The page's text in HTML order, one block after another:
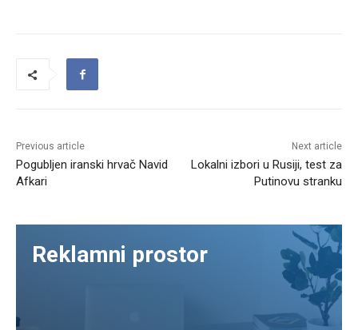
Previous article
Pogubljen iranski hrvač Navid
Afkari
Next article
Lokalni izbori u Rusiji, test za
Putinovu stranku
Reklamni prostor